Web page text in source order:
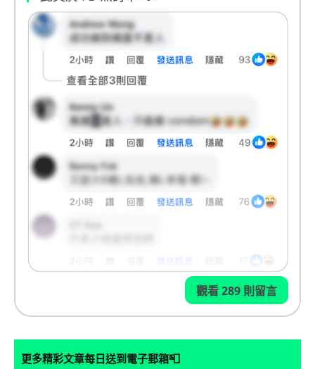
觀看 289 則留言
更多精彩文章每日送到電子郵箱📮